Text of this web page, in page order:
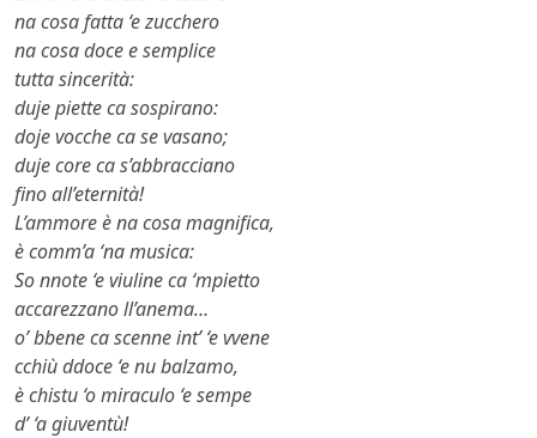
na cosa fatta ‘e zucchero
na cosa doce e semplice
tutta sincerità:
duje piette ca sospirano:
doje vocche ca se vasano;
duje core ca s’abbracciano
fino all’eternità!
L’ammore è na cosa magnifica,
è comm’a ‘na musica:
So nnote ‘e viuline ca ‘mpietto
accarezzano ll’anema…
o’ bbene ca scenne int’ ‘e vvene
cchiù ddoce ‘e nu balzamo,
è chistu ‘o miraculo ‘e sempe
d’ ‘a giuventù!